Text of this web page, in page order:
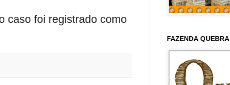
caso foi registrado como
FAZENDA QUEBRA